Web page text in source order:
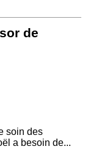
de
soin des
a besoin de...